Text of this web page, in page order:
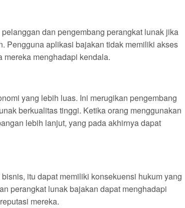
dan pengembang perangkat lunak jika
Pengguna aplikasi bajakan tidak memiliki akses
mereka menghadapi kendala.
yang lebih luas. Ini merugikan pengembang
berkualitas tinggi. Ketika orang menggunakan
lebih lanjut, yang pada akhirnya dapat
itu dapat memiliki konsekuensi hukum yang
perangkat lunak bajakan dapat menghadapi
mereka.